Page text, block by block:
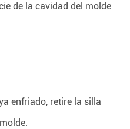
de la cavidad del molde
enfriado, retire la silla